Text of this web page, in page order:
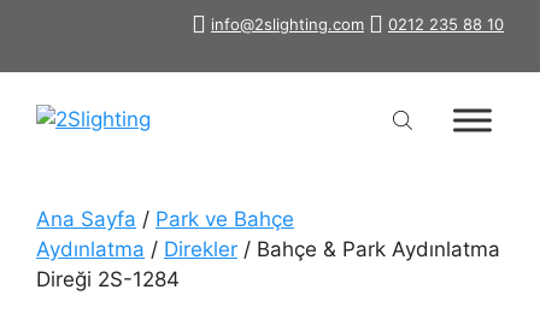
info@2slighting.com 0212 235 88 10
Ana Sayfa / Park ve Bahçe
Aydınlatma / Direkler / Bahçe & Park Aydınlatma
Direği 2S-1284